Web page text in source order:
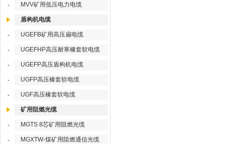
- MVV矿用低压电力电缆
盾构机电缆
- UGEFB矿用高压扁电缆
- UGEFHP高压耐寒橡套软电缆
- UGEFP高压盾构机电缆
- UGFP高压橡套软电缆
- UGF高压橡套软电缆
矿用阻燃光缆
- MGTS 8芯矿用阻燃光缆
- MGXTW-煤矿用阻燃通信光缆